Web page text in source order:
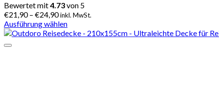
Bewertet mit4.73von 5
€21,90– €24,90inkl. MwSt.
Ausführung wählen
Dieses
Produkt